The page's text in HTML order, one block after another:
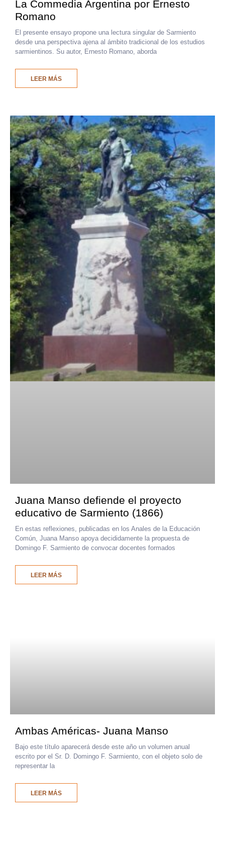
La Commedia Argentina por Ernesto
Romano
El presente ensayo propone una lectura singular de Sarmiento
desde una perspectiva ajena al ámbito tradicional de los estudios
sarmientinos. Su autor, Ernesto Romano, aborda
LEER MÁS
Juana Manso defiende el proyecto
educativo de Sarmiento (1866)
En estas reflexiones, publicadas en los Anales de la Educación
Común, Juana Manso apoya decididamente la propuesta de
Domingo F. Sarmiento de convocar docentes formados
LEER MÁS
Ambas Américas- Juana Manso
Bajo este título aparecerá desde este año un volumen anual
escrito por el Sr. D. Domingo F. Sarmiento, con el objeto solo de
representar la
LEER MÁS